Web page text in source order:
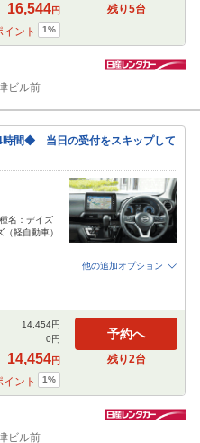
16,544円
イント 1%
残り5台
ビル前
時間◆ 当日の受付をスキップして
名：デイズ
軽自動車）
他の追加オプション
14,454円
0円
14,454円
イント 1%
予約へ
残り2台
ビル前